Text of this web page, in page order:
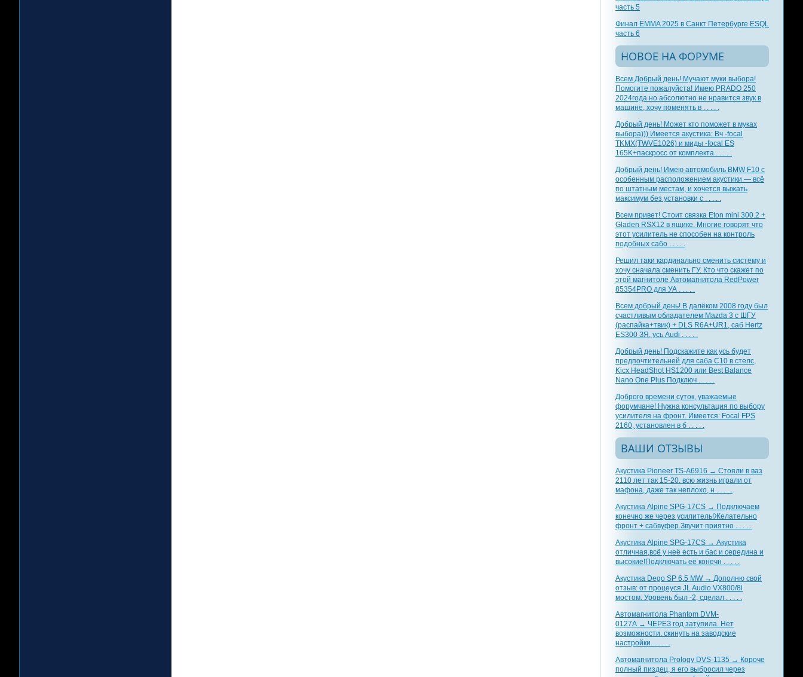
часть 5
Финал EMMA 2025 в Санкт Петербурге ESQL
часть 6
НОВОЕ НА ФОРУМЕ
Всем Добрый день! Мучают муки выбора!
Помогите пожалуйста! Имею PRADO 250
2024года но абсолютно не нравится звук в
машине, хочу поменять в . . . . .
Добрый день! Может кто поможет в муках
выбора))) Имеется акустика: Вч -focal
TKMX(TWVE1026) и миды -focal ES
165K+паскросс от комплекта . . . . .
Добрый день! Имею автомобиль BMW F10 с
особенным расположением акустики — всё
по штатным местам, и хочется выжать
максимум без установки с . . . . .
Всем привет! Стоит связка Eton mini 300.2 +
Gladen RSX12 в ящике. Многие говорят что
этот усилитель не способен на контроль
подобных сабо . . . . .
Решил таки кардинально сменить систему и
хочу сначала сменить ГУ. Кто что скажет по
этой магнитоле Автомагнитола RedPower
85354PRO для УА . . . . .
Всем добрый день! В далёком 2008 году был
счастливым обладателем Mazda 3 с ШГУ
(распайка+твик) + DLS R6A+UR1, саб Hertz
ES300 ЗЯ, усь Audi . . . . .
Добрый день! Подскажите как усь будет
предпочтительней для саба С10 в стелс,
Kicx HeadShot HS1200 или Best Balance
Nano One Plus Подключ . . . . .
Доброго времени суток, уважаемые
форумчане! Нужна консультация по выбору
усилителя на фронт. Имеется: Focal FPS
2160, установлен в б . . . . .
ВАШИ ОТЗЫВЫ
Акустика Pioneer TS-A6916 → Стояли в ваз
2110 лет так 15-20. всю жизнь играли от
мафона, даже так неплохо, н . . . . .
Акустика Alpine SPG-17CS → Подключаем
конечно же через усилитель!Желательно
фронт + сабвуфер.Звучит приятно . . . . .
Акустика Alpine SPG-17CS → Акустика
отличная,всё у неё есть и бас и середина и
высокие!Подключать её конечн . . . . .
Акустика Dego SP 6.5 MW → Дополню свой
отзыв: от процеуся JL Audio VX800/8i
мостом. Уровень был -2, сделал . . . . .
Автомагнитола Phantom DVM-
0127A → ЧЕРЕЗ год затупила. Нет
возможности. скинуть на заводские
настройки. . . . . .
Автомагнитола Prology DVS-1135 → Короче
полный пиздец, я его выбросил через